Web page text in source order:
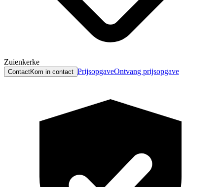
Zuienkerke
ContactKom in contact PrijsopgaveOntvang prijsopgave